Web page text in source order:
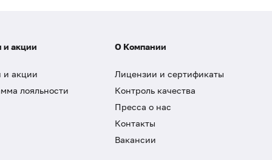
и акции
и акции
лояльности
О Компании
Лицензии и сертификаты
Контроль качества
Пресса о нас
Контакты
Вакансии